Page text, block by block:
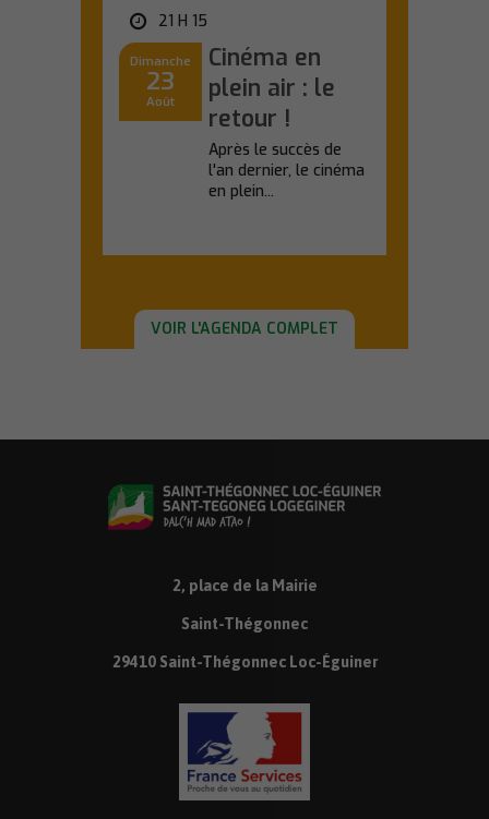
21 H 15
Dimanche
23
Août
Cinéma en
plein air : le
retour !
Après le succès de
l'an dernier, le cinéma
en plein...
VOIR L'AGENDA COMPLET
2, place de la Mairie
Saint-Thégonnec
29410 Saint-Thégonnec Loc-Éguiner